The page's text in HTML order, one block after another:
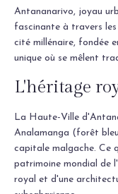
Antananarivo, joyau
fascinante à travers
cité millénaire, fondée
unique où se mêlent
L'héritage
La Haute-Ville
Analamanga (forêt
capitale malgache. Ce
patrimoine mondial de
royal et d'une